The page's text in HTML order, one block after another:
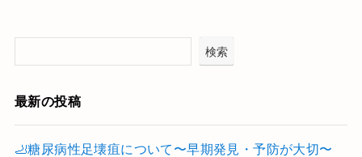
検索
最新の投稿
🦶糖尿病性足壊疽について〜早期発見・予防が大切〜